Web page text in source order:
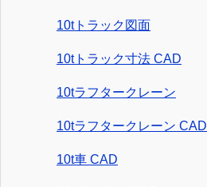
10tトラック図面
10tトラック寸法 CAD
10tラフタークレーン
10tラフタークレーン CAD
10t車 CAD